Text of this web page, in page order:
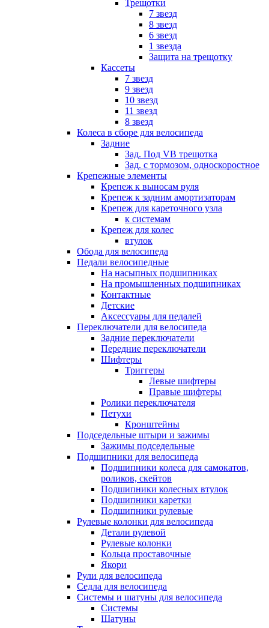
Трещотки
7 звезд
8 звезд
6 звезд
1 звезда
Защита на трещотку
Кассеты
7 звезд
9 звезд
10 звезд
11 звезд
8 звезд
Колеса в сборе для велосипеда
Задние
Зад. Под VB трещотка
Зад. с тормозом, односкоростное
Крепежные элементы
Крепеж к выносам руля
Крепеж к задним амортизаторам
Крепеж для кареточного узла
к системам
Крепеж для колес
втулок
Обода для велосипеда
Педали велосипедные
На насыпных подшипниках
На промышленных подшипниках
Контактные
Детские
Аксессуары для педалей
Переключатели для велосипеда
Задние переключатели
Передние переключатели
Шифтеры
Триггеры
Левые шифтеры
Правые шифтеры
Ролики переключателя
Петухи
Кронштейны
Подседельные штыри и зажимы
Зажимы подседельные
Подшипники для велосипеда
Подшипники колеса для самокатов,
роликов, скейтов
Подшипники колесных втулок
Подшипники каретки
Подшипники рулевые
Рулевые колонки для велосипеда
Детали рулевой
Рулевые колонки
Кольца проставочные
Якори
Рули для велосипеда
Седла для велосипеда
Системы и шатуны для велосипеда
Системы
Шатуны